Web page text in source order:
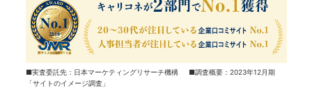
■実査委託先：日本マーケティングリサーチ機構 ■調査概要：2023年12月期
「サイトのイメージ調査」